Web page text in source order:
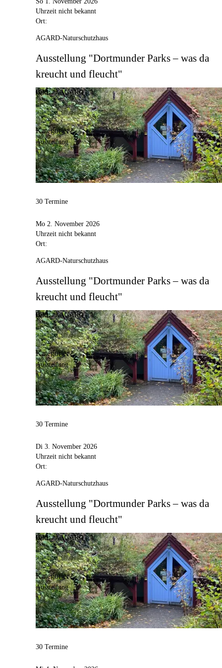
Uhrzeit nicht bekannt
Ort:
AGARD-Naturschutzhaus
Ausstellung "Dortmunder Parks – was da
kreucht und fleucht"
Bild: © AGARD e.V.
Kategorie:
Ausstellung
30 Termine
Mo 2. November 2026
Uhrzeit nicht bekannt
Ort:
AGARD-Naturschutzhaus
Ausstellung "Dortmunder Parks – was da
kreucht und fleucht"
Bild: © AGARD e.V.
Kategorie:
Ausstellung
30 Termine
Di 3. November 2026
Uhrzeit nicht bekannt
Ort:
AGARD-Naturschutzhaus
Ausstellung "Dortmunder Parks – was da
kreucht und fleucht"
Bild: © AGARD e.V.
Kategorie:
Ausstellung
30 Termine